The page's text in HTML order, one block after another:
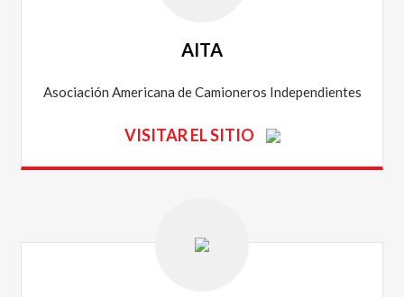
AITA
Asociación Americana de Camioneros Independientes
VISITAR EL SITIO